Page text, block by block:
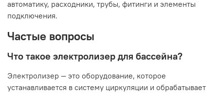
автоматику, расходники, трубы, фитинги и элементы
подключения.
Частые вопросы
Что такое электролизер для бассейна?
Электролизер — это оборудование, которое
устанавливается в систему циркуляции и обрабатывает